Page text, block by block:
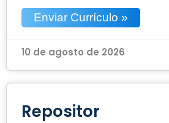
Enviar Currículo »
10 de agosto de 2026
Repositor